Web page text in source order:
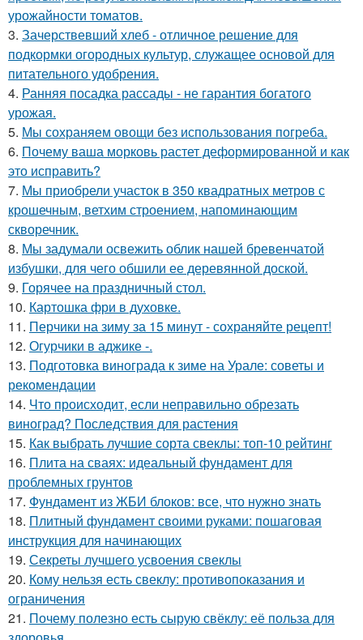
урожайности томатов.
3. Зачерствевший хлеб - отличное решение для
подкормки огородных культур, служащее основой для
питательного удобрения.
4. Ранняя посадка рассады - не гарантия богатого
урожая.
5. Мы сохраняем овощи без использования погреба.
6. Почему ваша морковь растет деформированной и как
это исправить?
7. Мы приобрели участок в 350 квадратных метров с
крошечным, ветхим строением, напоминающим
скворечник.
8. Мы задумали освежить облик нашей бревенчатой
избушки, для чего обшили ее деревянной доской.
9. Горячее на праздничный стол.
10. Картошка фри в духовке.
11. Перчики на зиму за 15 минут - сохраняйте рецепт!
12. Огурчики в аджике -.
13. Подготовка винограда к зиме на Урале: советы и
рекомендации
14. Что происходит, если неправильно обрезать
виноград? Последствия для растения
15. Как выбрать лучшие сорта свеклы: топ-10 рейтинг
16. Плита на сваях: идеальный фундамент для
проблемных грунтов
17. Фундамент из ЖБИ блоков: все, что нужно знать
18. Плитный фундамент своими руками: пошаговая
инструкция для начинающих
19. Секреты лучшего усвоения свеклы
20. Кому нельзя есть свеклу: противопоказания и
ограничения
21. Почему полезно есть сырую свёклу: её польза для